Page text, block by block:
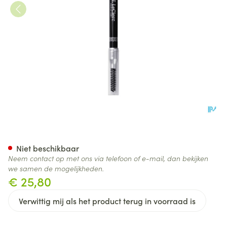
€ 25,80
Verwittig mij als het product terug in voorraad is
Niet beschikbaar
Neem contact op met ons via telefoon of e-mail, dan bekijken
we samen de mogelijkheden.